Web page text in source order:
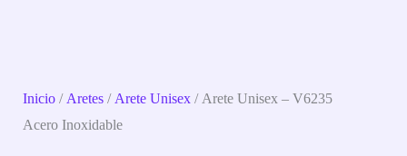
Inicio /Aretes /Arete Unisex / Arete Unisex – V6235
Acero Inoxidable